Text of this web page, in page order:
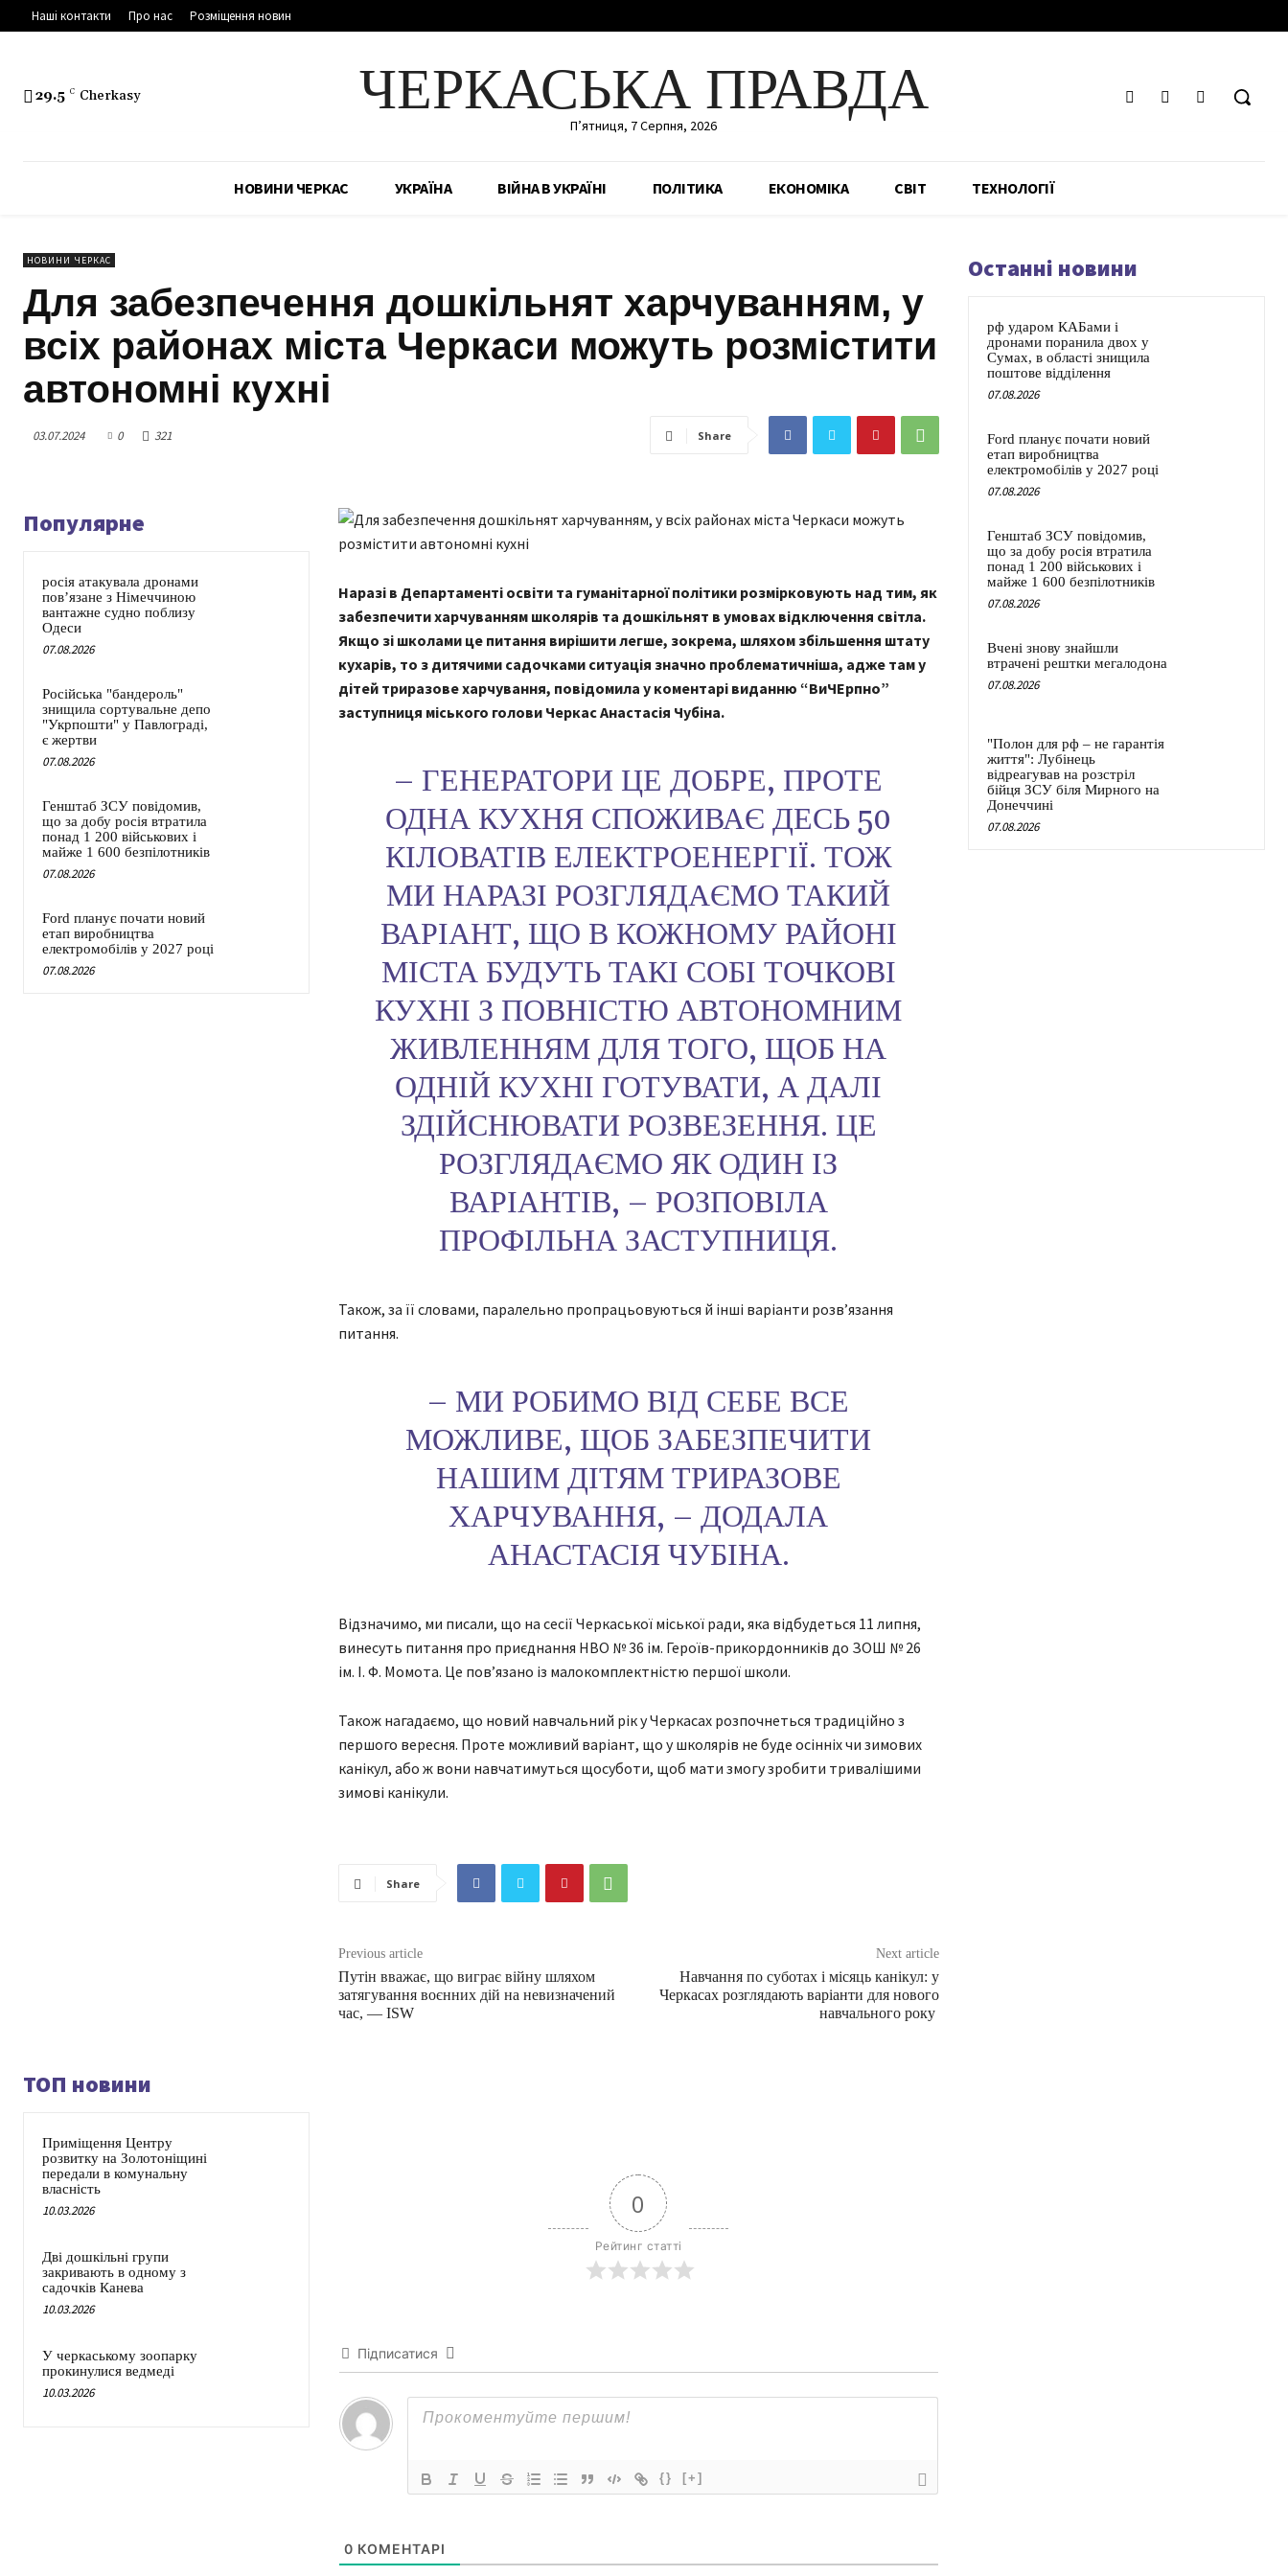
Наші контакти Про нас Розміщення новин
29.5 C Cherkasy ЧЕРКАСЬКА ПРАВДА
П’ятниця, 7 Серпня, 2026
НОВИНИ ЧЕРКАС УКРАЇНА ВІЙНА В УКРАЇНІ ПОЛІТИКА ЕКОНОМІКА СВІТ ТЕХНОЛОГІЇ
НОВИНИ ЧЕРКАС
Для забезпечення дошкільнят харчуванням, у
всіх районах міста Черкаси можуть розмістити
автономні кухні
03.07.2024 0 321 Share
Популярне
росія атакувала дронами
пов’язане з Німеччиною
вантажне судно поблизу
Одеси
07.08.2026
Російська "бандероль"
знищила сортувальне депо
"Укрпошти" у Павлограді,
є жертви
07.08.2026
Генштаб ЗСУ повідомив,
що за добу росія втратила
понад 1 200 військових і
майже 1 600 безпілотників
07.08.2026
Ford планує почати новий
етап виробництва
електромобілів у 2027 році
07.08.2026
Наразі в Департаменті освіти та гуманітарної політики розмірковують над тим, як
забезпечити харчуванням школярів та дошкільнят в умовах відключення світла.
Якщо зі школами це питання вирішити легше, зокрема, шляхом збільшення штату
кухарів, то з дитячими садочками ситуація значно проблематичніша, адже там у
дітей триразове харчування, повідомила у коментарі виданню “ВиЧЕрпно”
заступниця міського голови Черкас Анастасія Чубіна.
– ГЕНЕРАТОРИ ЦЕ ДОБРЕ, ПРОТЕ
ОДНА КУХНЯ СПОЖИВАЄ ДЕСЬ 50
КІЛОВАТІВ ЕЛЕКТРОЕНЕРГІЇ. ТОЖ
МИ НАРАЗІ РОЗГЛЯДАЄМО ТАКИЙ
ВАРІАНТ, ЩО В КОЖНОМУ РАЙОНІ
МІСТА БУДУТЬ ТАКІ СОБІ ТОЧКОВІ
КУХНІ З ПОВНІСТЮ АВТОНОМНИМ
ЖИВЛЕННЯМ ДЛЯ ТОГО, ЩОБ НА
ОДНІЙ КУХНІ ГОТУВАТИ, А ДАЛІ
ЗДІЙСНЮВАТИ РОЗВЕЗЕННЯ. ЦЕ
РОЗГЛЯДАЄМО ЯК ОДИН ІЗ
ВАРІАНТІВ, – РОЗПОВІЛА
ПРОФІЛЬНА ЗАСТУПНИЦЯ.
Також, за її словами, паралельно пропрацьовуються й інші варіанти розв’язання
питання.
– МИ РОБИМО ВІД СЕБЕ ВСЕ
МОЖЛИВЕ, ЩОБ ЗАБЕЗПЕЧИТИ
НАШИМ ДІТЯМ ТРИРАЗОВЕ
ХАРЧУВАННЯ, – ДОДАЛА
АНАСТАСІЯ ЧУБІНА.
Відзначимо, ми писали, що на сесії Черкаської міської ради, яка відбудеться 11 липня,
винесуть питання про приєднання НВО № 36 ім. Героїв-прикордонників до ЗОШ № 26
ім. І. Ф. Момота. Це пов’язано із малокомплектністю першої школи.
Також нагадаємо, що новий навчальний рік у Черкасах розпочнеться традиційно з
першого вересня. Проте можливий варіант, що у школярів не буде осінніх чи зимових
канікул, або ж вони навчатимуться щосуботи, щоб мати змогу зробити тривалішими
зимові канікули.
Share
Previous article
Путін вважає, що виграє війну шляхом
затягування воєнних дій на невизначений
час, — ISW
Next article
Навчання по суботах і місяць канікул: у
Черкасах розглядають варіанти для нового
навчального року
ТОП новини
Приміщення Центру
розвитку на Золотоніщині
передали в комунальну
власність
10.03.2026
Дві дошкільні групи
закривають в одному з
садочків Канева
10.03.2026
У черкаському зоопарку
прокинулися ведмеді
10.03.2026
0
Рейтинг статті
Підписатися
{} [+]
0 КОМЕНТАРІ
Останні новини
рф ударом КАБами і
дронами поранила двох у
Сумах, в області знищила
поштове відділення
07.08.2026
Ford планує почати новий
етап виробництва
електромобілів у 2027 році
07.08.2026
Генштаб ЗСУ повідомив,
що за добу росія втратила
понад 1 200 військових і
майже 1 600 безпілотників
07.08.2026
Вчені знову знайшли
втрачені рештки мегалодона
07.08.2026
"Полон для рф – не гарантія
життя": Лубінець
відреагував на розстріл
бійця ЗСУ біля Мирного на
Донеччині
07.08.2026